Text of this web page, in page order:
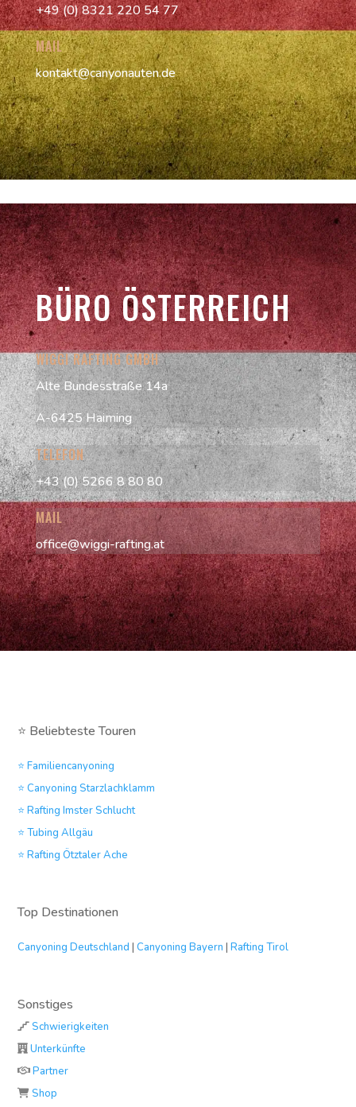
+49 (0) 8321 220 54 77
MAIL
kontakt@canyonauten.de
BÜRO ÖSTERREICH
WIGGI RAFTING GMBH
Alte Bundesstraße 14a
A-6425 Haiming
TELEFON
+43 (0) 5266 8 80 80
MAIL
office@wiggi-rafting.at
⭐ Beliebteste Touren
⭐ Familiencanyoning
⭐ Canyoning Starzlachklamm
⭐ Rafting Imster Schlucht
⭐ Tubing Allgäu
⭐ Rafting Ötztaler Ache
Top Destinationen
Canyoning Deutschland | Canyoning Bayern |Rafting Tirol
Sonstiges
Schwierigkeiten
Unterkünfte
Partner
Shop